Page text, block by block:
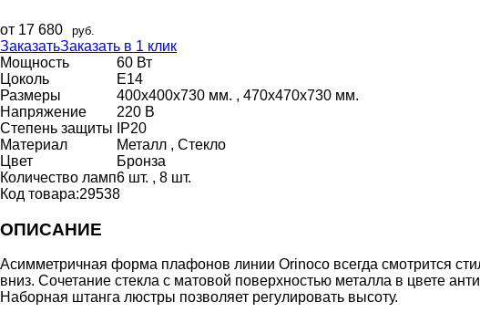
от 17 680 руб.
ЗаказатьЗаказать в 1 клик
Мощность
60 Вт
Цоколь
E14
Размеры
400х400х730 мм. , 470х470х730 мм.
Напряжение
220 В
Степень защиты
IP20
Материал
Металл , Стекло
Цвет
Бронза
Количество ламп6 шт. , 8 шт.
Код товара:29538
ОПИСАНИЕ
Асимметричная форма плафонов линии Orinoco всегда смотрится
вниз. Сочетание стекла с матовой поверхностью металла в цвете
Наборная штанга люстры позволяет регулировать высоту.